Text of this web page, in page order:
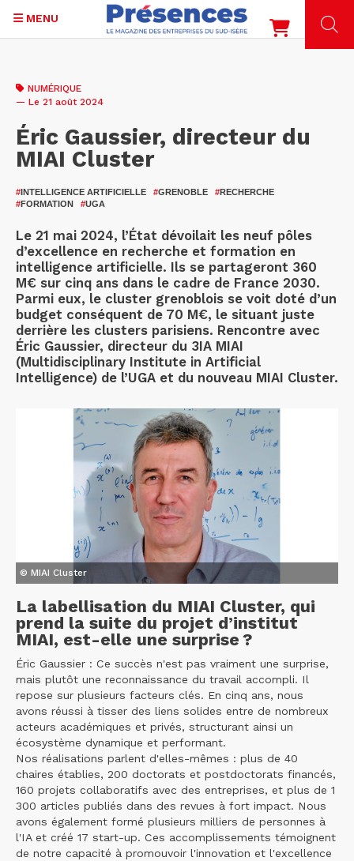
contenu
MENU
NUMÉRIQUE
— Le 21 août 2024
Éric Gaussier, directeur du
MIAI Cluster
#INTELLIGENCE ARTIFICIELLE #GRENOBLE #RECHERCHE
#FORMATION #UGA
Le 21 mai 2024, l’État dévoilait les neuf pôles
d’excellence en recherche et formation en
intelligence artificielle. Ils se partageront 360
M€ sur cinq ans dans le cadre de France 2030.
Parmi eux, le cluster grenoblois se voit doté d’un
budget conséquent de 70 M€, le situant juste
derrière les clusters parisiens. Rencontre avec
Éric Gaussier, directeur du 3IA MIAI
(Multidisciplinary Institute in Artificial
Intelligence) de l’UGA et du nouveau MIAI Cluster.
© MIAI Cluster
La labellisation du MIAI Cluster, qui
prend la suite du projet d’institut
MIAI, est-elle une surprise ?
Éric Gaussier : Ce succès n'est pas vraiment une surprise,
mais plutôt une reconnaissance du travail accompli. Il
repose sur plusieurs facteurs clés. En cinq ans, nous
avons réussi à tisser des liens solides entre de nombreux
acteurs académiques et privés, structurant ainsi un
écosystème dynamique et performant.
Nos réalisations parlent d'elles-mêmes : plus de 40
chaires établies, 200 doctorats et postdoctorats financés,
160 projets collaboratifs avec des entreprises, et plus de 1
300 articles publiés dans des revues à fort impact. Nous
avons également formé plusieurs milliers de personnes à
l'IA et créé 17 start-up. Ces accomplissements témoignent
de notre capacité à promouvoir l'innovation et l'excellence